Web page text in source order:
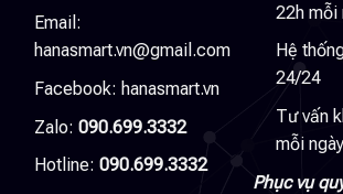
Email:
hanasmart.vn@gmail.com
Facebook: hanasmart.vn
Zalo: 090.699.3332
Hotline: 090.699.3332
22h mỗi
Hệ
24/24
Tư vấn
mỗi ngày
Phục vụ